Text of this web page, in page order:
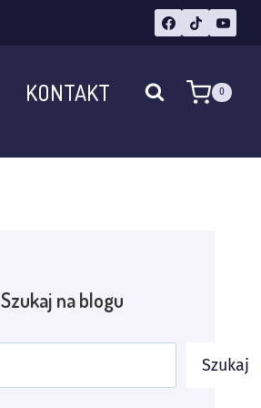
KONTAKT 0
Szukaj na blogu
Szukaj